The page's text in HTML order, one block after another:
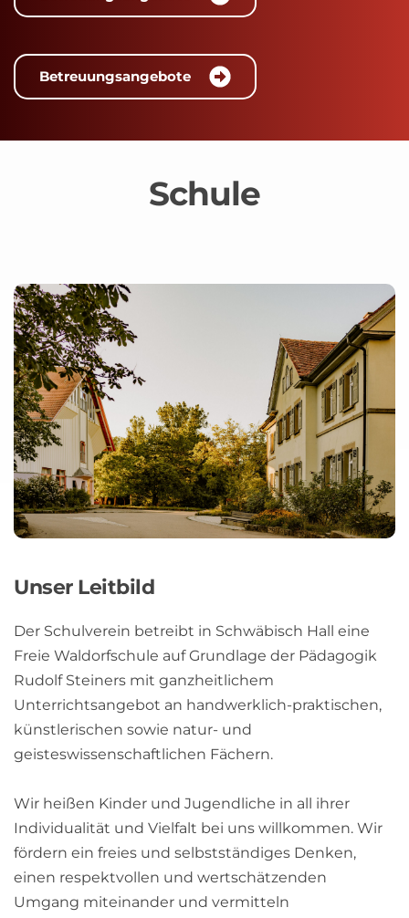
Betreuungsangebote
Schule
Unser Leitbild
Der Schulverein betreibt in Schwäbisch Hall eine
Freie Waldorfschule auf Grundlage der Pädagogik
Rudolf Steiners mit ganzheitlichem
Unterrichtsangebot an handwerklich-praktischen,
künstlerischen sowie natur- und
geisteswissenschaftlichen Fächern.
Wir heißen Kinder und Jugendliche in all ihrer
Individualität und Vielfalt bei uns willkommen. Wir
fördern ein freies und selbstständiges Denken,
einen respektvollen und wertschätzenden
Umgang miteinander und vermitteln